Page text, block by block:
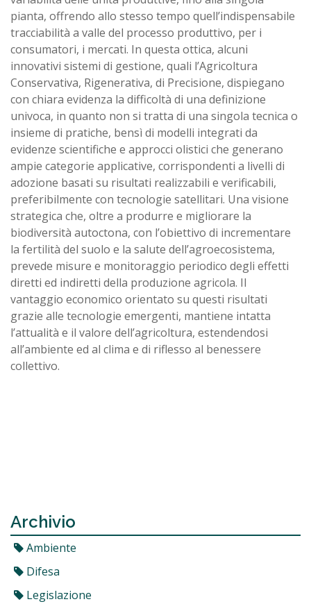
pianta, offrendo allo stesso tempo quell’indispensabile
tracciabilità a valle del processo produttivo, per i
consumatori, i mercati. In questa ottica, alcuni
innovativi sistemi di gestione, quali l’Agricoltura
Conservativa, Rigenerativa, di Precisione, dispiegano
con chiara evidenza la difficoltà di una definizione
univoca, in quanto non si tratta di una singola tecnica o
insieme di pratiche, bensì di modelli integrati da
evidenze scientifiche e approcci olistici che generano
ampie categorie applicative, corrispondenti a livelli di
adozione basati su risultati realizzabili e verificabili,
preferibilmente con tecnologie satellitari. Una visione
strategica che, oltre a produrre e migliorare la
biodiversità autoctona, con l’obiettivo di incrementare
la fertilità del suolo e la salute dell’agroecosistema,
prevede misure e monitoraggio periodico degli effetti
diretti ed indiretti della produzione agricola. Il
vantaggio economico orientato su questi risultati
grazie alle tecnologie emergenti, mantiene intatta
l’attualità e il valore dell’agricoltura, estendendosi
all’ambiente ed al clima e di riflesso al benessere
collettivo.
Archivio
Ambiente
Difesa
Legislazione